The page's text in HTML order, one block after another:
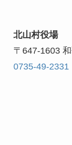
北山村役場
0735-49-2331